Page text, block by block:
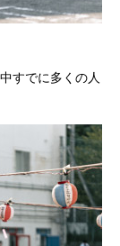
すでに多くの人